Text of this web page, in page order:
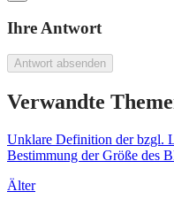
Ihre Antwort
Antwort absenden
Verwandte
Unklare Definition der bzgl.
Bestimmung der Größe des
Älter